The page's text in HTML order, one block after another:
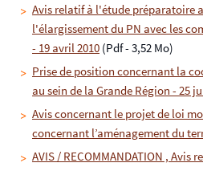
Avis relatif à l'étude préparatoire
l'élargissement du PN avec les
- 19 avril 2010 (Pdf - 3,52 Mo)
Prise de position concernant la
au sein de la Grande Région - 25
Avis concernant le projet de loi
concernant l’aménagement du
AVIS / RECOMMANDATION ,